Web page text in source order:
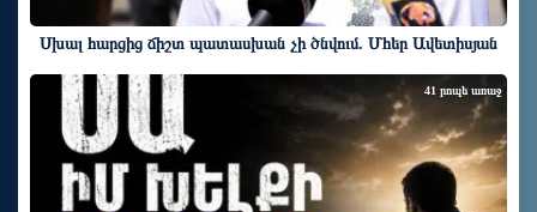
Սխալ հարցից ճիշտ պատասխան չի ծնվում. Մհեր Ավետիսյան
41 րոպե առաջ